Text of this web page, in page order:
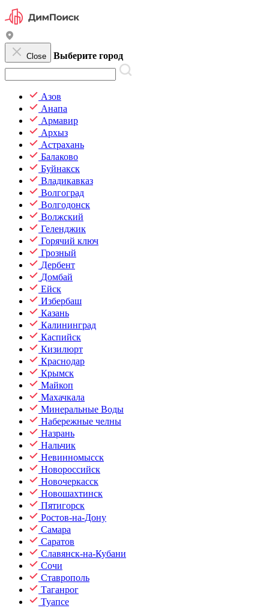
Close Выберите город
Азов
Анапа
Армавир
Архыз
Астрахань
Балаково
Буйнакск
Владикавказ
Волгоград
Волгодонск
Волжский
Геленджик
Горячий ключ
Грозный
Дербент
Домбай
Ейск
Избербаш
Казань
Калининград
Каспийск
Кизилюрт
Краснодар
Крымск
Майкоп
Махачкала
Минеральные Воды
Набережные челны
Назрань
Нальчик
Невинномысск
Новороссийск
Новочеркасск
Новошахтинск
Пятигорск
Ростов-на-Дону
Самара
Саратов
Славянск-на-Кубани
Сочи
Ставрополь
Таганрог
Туапсе